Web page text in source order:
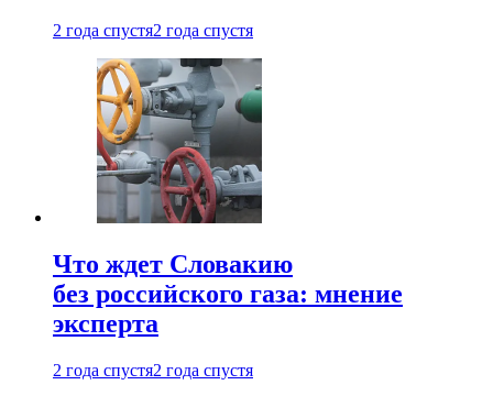
2 года спустя2 года спустя
Что ждет Словакию
без российского газа: мнение
эксперта
2 года спустя2 года спустя